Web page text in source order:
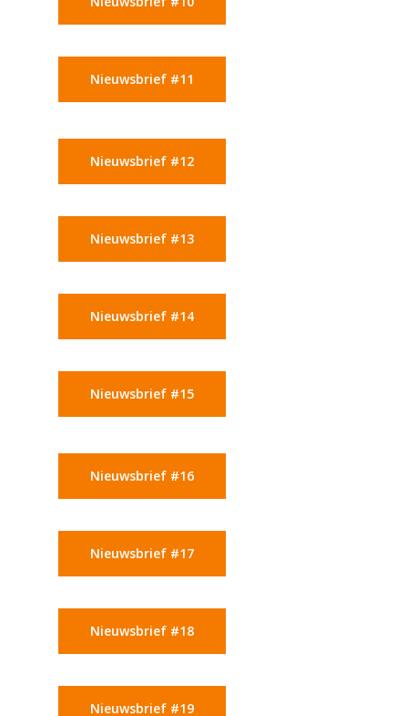
Nieuwsbrief #11
Nieuwsbrief #12
Nieuwsbrief #13
Nieuwsbrief #14
Nieuwsbrief #15
Nieuwsbrief #16
Nieuwsbrief #17
Nieuwsbrief #18
Nieuwsbrief #19